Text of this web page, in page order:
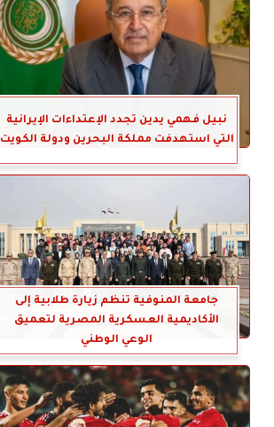
نبيل فهمي يدين تجدد الإعتداءات الإيرانية
التي استهدفت مملكة البحرين ودولة الكويت
جامعة المنوفية تنظم زيارة طلابية إلى
الأكاديمية العسكرية المصرية لتعميق
الوعي الوطني